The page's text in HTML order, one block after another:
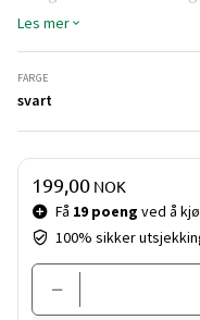
Les mer
FARGE
svart
Pris og mengde
Få 19 poeng ved å
100% sikker
199,00 NOK